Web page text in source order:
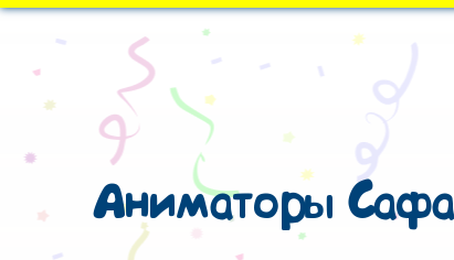
Аниматоры